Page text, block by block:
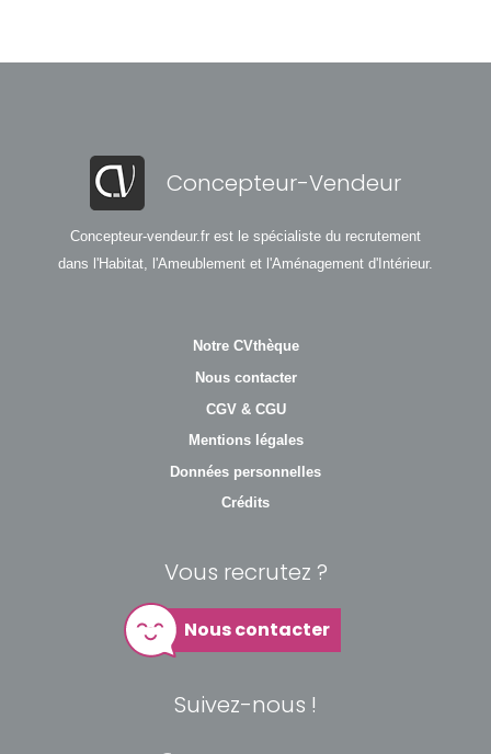
Concepteur-Vendeur
Concepteur-vendeur.fr est le spécialiste du recrutement
dans l'Habitat, l'Ameublement et l'Aménagement d'Intérieur.
Notre CVthèque
Nous contacter
CGV & CGU
Mentions légales
Données personnelles
Crédits
Vous recrutez ?
Nous contacter
Suivez-nous !